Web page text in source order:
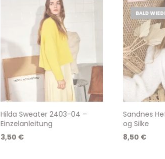
Hilda Sweater 2403-04 –
Einzelanleitung
3,50 €
BALD
Sandnes
og Silke
8,50 €